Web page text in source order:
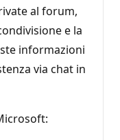
al forum,
e la
informazioni
via chat in